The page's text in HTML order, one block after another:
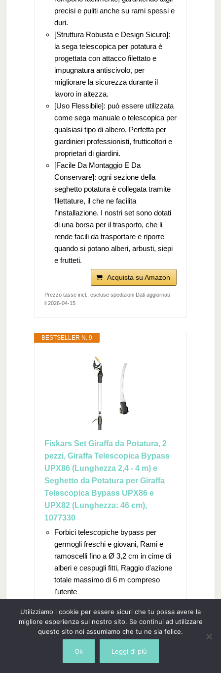
precisi e puliti anche su rami spessi e
duri.
[Struttura Robusta e Design Sicuro]:
la sega telescopica per potatura è
progettata con attacco filettato e
impugnatura antiscivolo, per
migliorare la sicurezza durante il
lavoro in altezza.
[Uso Flessibile]: può essere utilizzata
come sega manuale o telescopica per
qualsiasi tipo di albero. Perfetta per
giardinieri professionisti, frutticoltori e
proprietari di giardini.
[Facile Da Montaggio E Da
Conservare]: ogni sezione della
seghetto potatura è collegata tramite
filettature, il che ne facilita
l'installazione. I nostri set sono dotati
di una borsa per il trasporto, che li
rende facili da trasportare e riporre
quando si potano alberi, arbusti, siepi
e frutteti.
Acquista su Amazon
Prezzo tasse incl., escluse spedizioni Dati aggiornati
il 2026-04-15
BESTSELLER N. 9
Fiskars Set Giraffa da Potatura, 2
pezzi, Giraffa Telescopica Bypass
UPX86 (Lunghezza 2,4 - 4 m) e
Seghetto da Potatura per Giraffa
Telescopica Bypass UPX86 e
UPX82 (Lunghezza: 46 cm),
1077330
Forbici telescopiche bypass per
germogli freschi e giovani, Rami e
ramoscelli fino a Ø 3,2 cm in cime di
alberi e cespugli fitti, Raggio d'azione
totale massimo di 6 m compreso
l'utente
per giraffa telescopica UPX86 e
UPX82, Per tagliare rami, ramoscelli,
cespugli e siepi a lunga distanza,
Adatto per l'uso con la mano destra e
sinistra
Utilizziamo i cookie per essere sicuri che tu possa avere la
migliore esperienza sul nostro sito. Se continui ad utilizzare
questo sito noi assumiamo che tu ne sia felice.
Ok Leggi di più